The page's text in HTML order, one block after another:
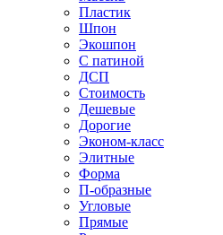
Пластик
Шпон
Экошпон
С патиной
ДСП
Стоимость
Дешевые
Дорогие
Эконом-класс
Элитные
Форма
П-образные
Угловые
Прямые